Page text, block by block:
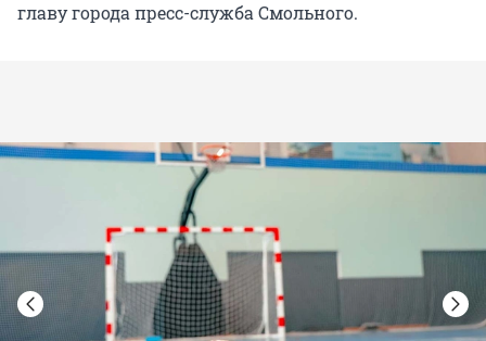
главу города пресс-служба Смольного.